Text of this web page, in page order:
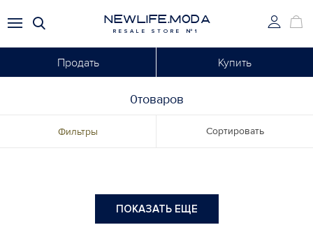
NEWLIFE.MODA
RESALE STORE №1
Продать Купить
0товаров
Фильтры Сортировать
ПОКАЗАТЬ ЕЩЕ